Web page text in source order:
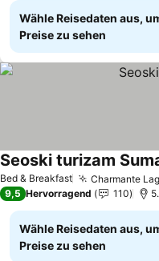
Wähle Reisedaten aus,
Preise zu sehen
Bed & Breakfast Charmante
Seoski turizam
9,5 Hervorragend 110
Wähle Reisedaten aus,
Preise zu sehen